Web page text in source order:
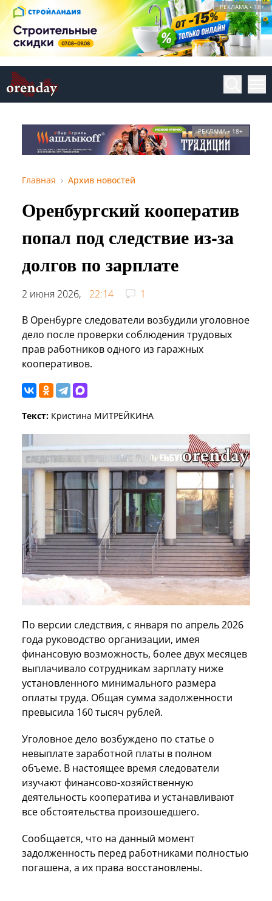
РЕКЛАМА • 18+
РЕКЛАМА • 18+
Главная Архив новостей
Оренбургский кооператив
попал под следствие из-за
долгов по зарплате
2 июня 2026, 22:14
1
В Оренбурге следователи возбудили уголовное
дело после проверки соблюдения трудовых
прав работников одного из гаражных
кооперативов.
Текст: Кристина МИТРЕЙКИНА
По версии следствия, с января по апрель 2026
года руководство организации, имея
финансовую возможность, более двух месяцев
выплачивало сотрудникам зарплату ниже
установленного минимального размера
оплаты труда. Общая сумма задолженности
превысила 160 тысяч рублей.
Уголовное дело возбуждено по статье о
невыплате заработной платы в полном
объеме. В настоящее время следователи
изучают финансово-хозяйственную
деятельность кооператива и устанавливают
все обстоятельства произошедшего.
Сообщается, что на данный момент
задолженность перед работниками полностью
погашена, а их права восстановлены.